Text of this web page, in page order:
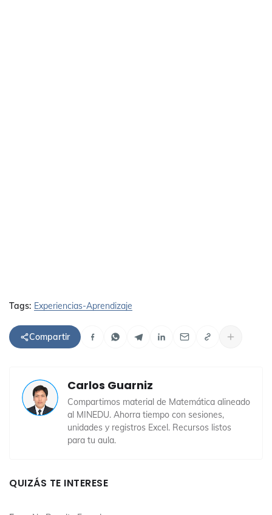
Tags: Experiencias-Aprendizaje
Compartir
Carlos Guarniz
Compartimos material de Matemática alineado
al MINEDU. Ahorra tiempo con sesiones,
unidades y registros Excel. Recursos listos
para tu aula.
QUIZÁS TE INTERESE